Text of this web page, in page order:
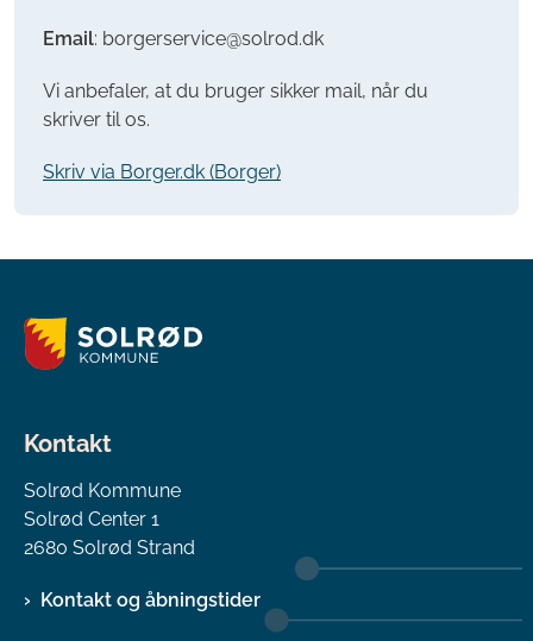
Email: borgerservice@solrod.dk
Vi anbefaler, at du bruger sikker mail, når du
skriver til os.
Skriv via Borger.dk (Borger)
Kontakt
Solrød Kommune
Solrød Center 1
2680 Solrød Strand
Kontakt og åbningstider